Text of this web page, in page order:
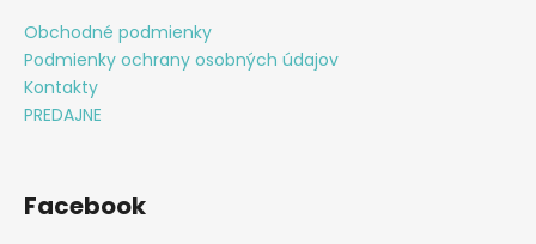
Obchodné podmienky
Podmienky ochrany osobných údajov
Kontakty
PREDAJNE
Facebook